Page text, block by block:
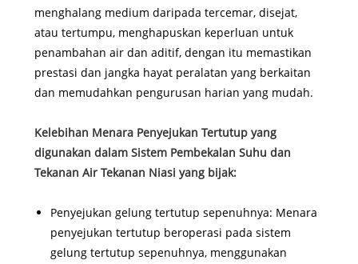
menghalang medium daripada tercemar, disejat,
atau tertumpu, menghapuskan keperluan untuk
penambahan air dan aditif, dengan itu memastikan
prestasi dan jangka hayat peralatan yang berkaitan
dan memudahkan pengurusan harian yang mudah.
Kelebihan Menara Penyejukan Tertutup yang
digunakan dalam Sistem Pembekalan Suhu dan
Tekanan Air Tekanan Niasi yang bijak:
Penyejukan gelung tertutup sepenuhnya: Menara
penyejukan tertutup beroperasi pada sistem
gelung tertutup sepenuhnya, menggunakan